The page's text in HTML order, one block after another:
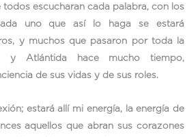
todos escucharan cada palabra, con los
uno que así lo haga se estará
y muchos que pasaron por toda la
y Atlántida hace mucho tiempo,
de sus vidas y de sus roles.
estará allí mi energía, la energía de
aquellos que abran sus corazones